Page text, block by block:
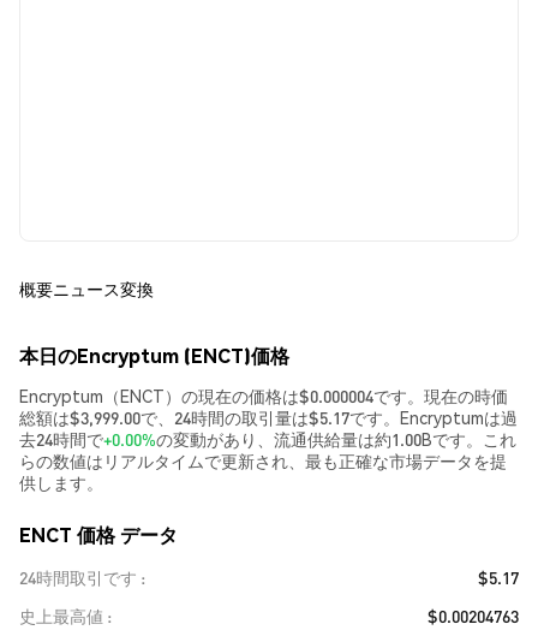
概要ニュース変換
本日のEncryptum (ENCT)価格
Encryptum（ENCT）の現在の価格は$0.000004です。現在の時価
総額は$3,999.00で、24時間の取引量は$5.17です。Encryptumは過
去24時間で+0.00%の変動があり、流通供給量は約1.00Bです。これ
らの数値はリアルタイムで更新され、最も正確な市場データを提
供します。
ENCT 価格 データ
24時間取引です
$5.17
史上最高値
$0.00204763